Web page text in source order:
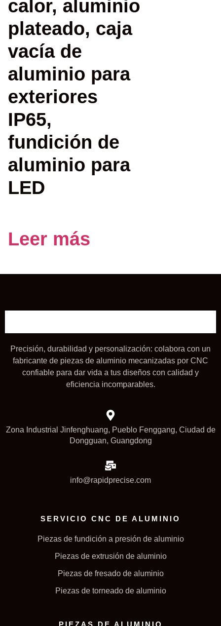
calor, aluminio
plateado, caja
vacía de
aluminio para
exteriores
IP65,
fundición de
aluminio para
LED
Leer más
Precisión, durabilidad y personalización: colabora con un
fabricante de piezas de aluminio mecanizadas por CNC
confiable para dar vida a tus diseños con calidad y
eficiencia incomparables.
Zona Industrial Jinfenghuang, Pueblo Fenggang, Ciudad de
Dongguan, Guangdong
info@rapidprecise.com
SERVICIO CNC DE ALUMINIO
Piezas de fundición a presión de aluminio
Piezas de extrusión de aluminio
Piezas de fresado de aluminio
Piezas de torneado de aluminio
PIEZAS DE ALUMINIO